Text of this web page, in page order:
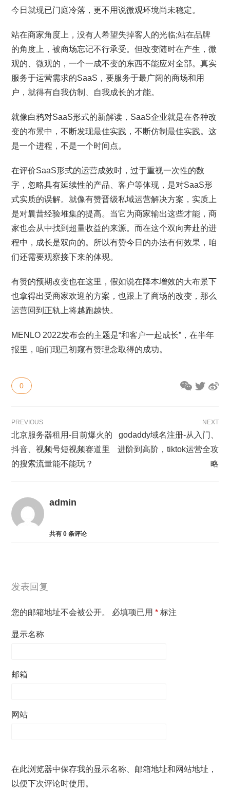
今日就现已门庭冷落，更不用说微观环境尚未稳定。
站在商家角度上，没有人希望失掉客人的光临;站在品牌
的角度上，被商场忘记不行承受。但改变随时在产生，微
观的、微观的，一个一成不变的东西不能应对全部。真实
服务于运营需求的SaaS，要服务于最广阔的商场和用
户，就得有自我仿制、自我成长的才能。
就像白鸦对SaaS形式的新解读，SaaS企业就是在各种改
变的布景中，不断发现最佳实践，不断仿制最佳实践。这
是一个进程，不是一个时间点。
在评价SaaS形式的运营成效时，过于重视一次性的数
字，忽略具有延续性的产品、客户等体现，是对SaaS形
式实质的误解。就像有赞晋级私域运营解决方案，实质上
是对曩昔经验堆集的提高。当它为商家输出这些才能，商
家也会从中找到超量收益的来源。而在这个双向奔赴的进
程中，成长是双向的。所以有赞今日的办法有何效果，咱
们还需要观察接下来的体现。
有赞的预期改变也在这里，假如说在降本增效的大布景下
也拿得出受商家欢迎的方案，也跟上了商场的改变，那么
运营回到正轨上将越跑越快。
MENLO 2022发布会的主题是“和客户一起成长”，在半年
报里，咱们现已初窥有赞理念取得的成功。
0
PREVIOUS
北京服务器租用-目前爆火的
抖音、视频号短视频赛道里
的搜索流量能不能玩？
NEXT
godaddy域名注册-从入门、
进阶到高阶，tiktok运营全攻
略
admin
共有0 条评论
发表回复
您的邮箱地址不会被公开。 必填项已用* 标注
显示名称
邮箱
网站
在此浏览器中保存我的显示名称、邮箱地址和网站地址，
以便下次评论时使用。